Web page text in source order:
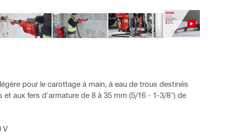
pour le carottage à main, à eau de trous destinés
et aux fers d'armature de 8 à 35 mm (5/16 - 1-3/8") de
V